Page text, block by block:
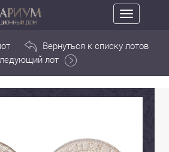
Toggle
navigation
Вернуться к списку лотов
лот